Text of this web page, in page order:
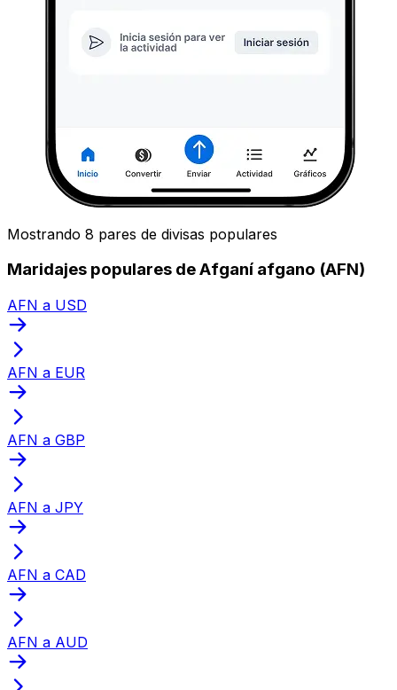
Mostrando 8 pares de divisas populares
Maridajes populares de Afganí afgano (AFN)
AFN a USD
AFN a EUR
AFN a GBP
AFN a JPY
AFN a CAD
AFN a AUD